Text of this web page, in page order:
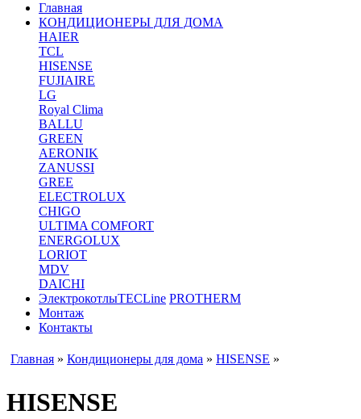
Главная
КОНДИЦИОНЕРЫ ДЛЯ ДОМА
HAIER
TCL
HISENSE
FUJIAIRE
LG
Royal Clima
BALLU
GREEN
AERONIK
ZANUSSI
GREE
ELECTROLUX
CHIGO
ULTIMA COMFORT
ENERGOLUX
LORIOT
MDV
DAICHI
ЭлектрокотлыTECLine PROTHERM
Монтаж
Контакты
Главная » Кондиционеры для дома » HISENSE »
HISENSE